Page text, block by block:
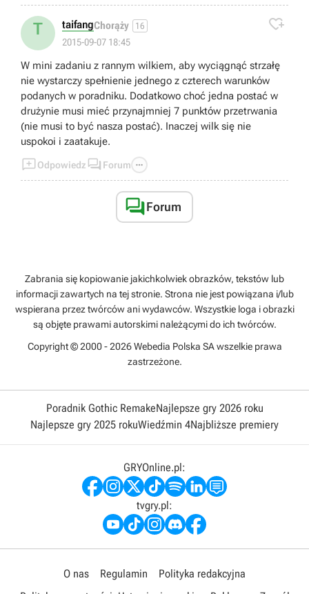
T taifangChorąży 16
2015-09-07 18:45

W mini zadaniu z rannym wilkiem, aby wyciągnąć strzałę
nie wystarczy spełnienie jednego z czterech warunków
podanych w poradniku. Dodatkowo choć jedna postać w
drużynie musi mieć przynajmniej 7 punktów przetrwania
(nie musi to być nasza postać). Inaczej wilk się nie
uspokoi i zaatakuje.
Odpowiedz  Forum 
Forum
Zabrania się kopiowanie jakichkolwiek obrazków, tekstów lub
informacji zawartych na tej stronie. Strona nie jest powiązana i/lub
wspierana przez twórców ani wydawców. Wszystkie loga i obrazki
są objęte prawami autorskimi należącymi do ich twórców.
Copyright © 2000 - 2026 Webedia Polska SA wszelkie prawa
zastrzeżone.
Poradnik Gothic RemakeNajlepsze gry 2026 roku
Najlepsze gry 2025 rokuWiedźmin 4Najbliższe premiery
GRYOnline.pl:
tvgry.pl:
O nas Regulamin
Polityka redakcyjna